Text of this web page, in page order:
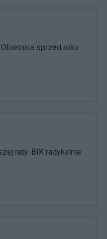
sprzed roku
raty. BIK radykalnie